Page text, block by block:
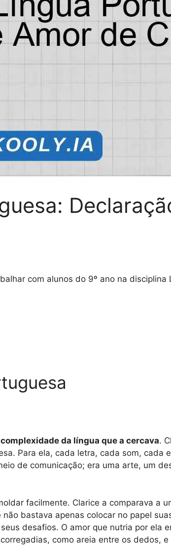
com alunos do 9º ano na disciplina
da língua que a cercava.
Para ela, cada letra, cada som, cada
de comunicação; era uma arte, um
facilmente. Clarice a comparava a
bastava apenas colocar no papel
desafios. O amor que nutria por ela
como areia entre os dedos,